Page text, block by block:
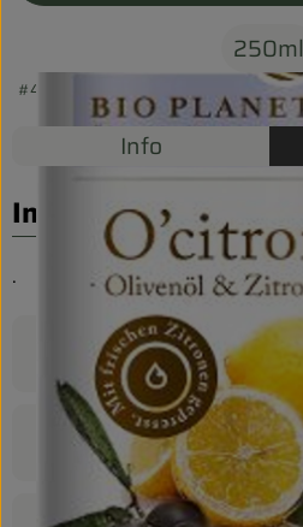
Pferdepension & Reitbetrieb
Firmenkunden
250ml
#43330 / l
Info
Info
.
Produktinformationen
Zutaten